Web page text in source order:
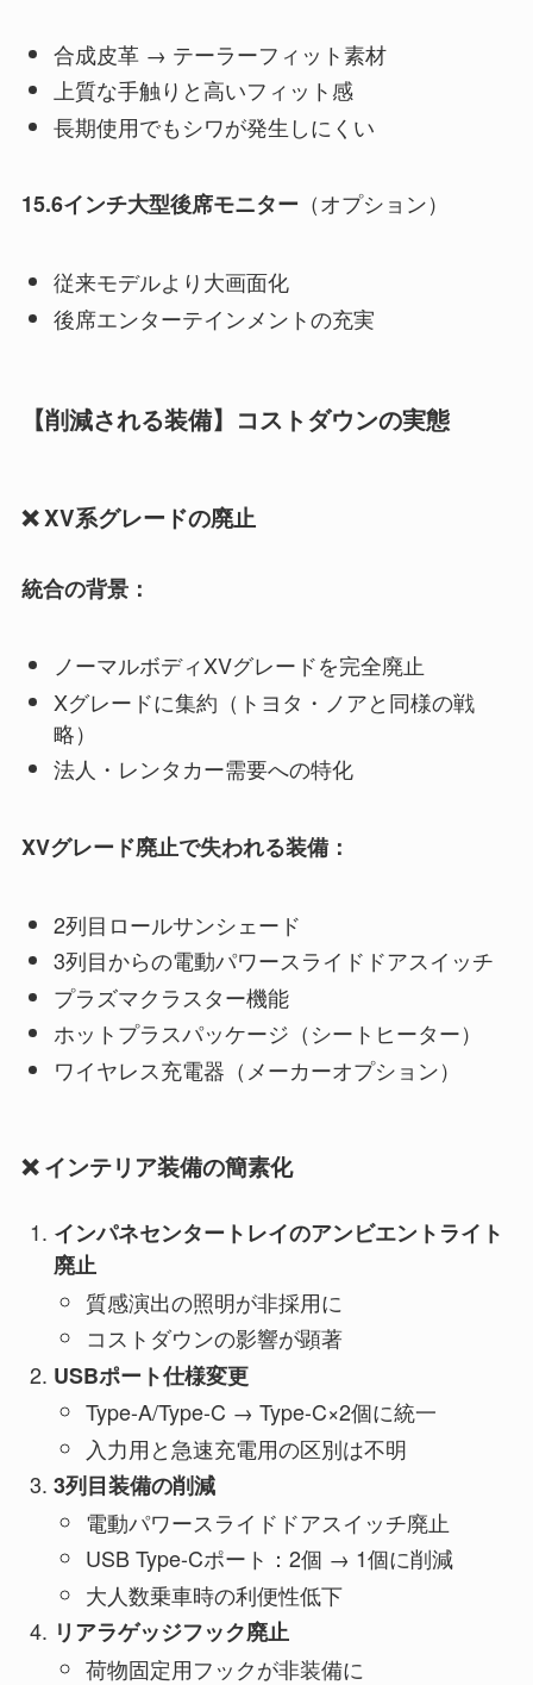
合成皮革 → テーラーフィット素材
上質な手触りと高いフィット感
長期使用でもシワが発生しにくい
15.6インチ大型後席モニター （オプション）
従来モデルより大画面化
後席エンターテインメントの充実
【削減される装備】コストダウンの実態
❌ XV系グレードの廃止
統合の背景：
ノーマルボディXVグレードを完全廃止
Xグレードに集約（トヨタ・ノアと同様の戦
略）
法人・レンタカー需要への特化
XVグレード廃止で失われる装備：
2列目ロールサンシェード
3列目からの電動パワースライドドアスイッチ
プラズマクラスター機能
ホットプラスパッケージ（シートヒーター）
ワイヤレス充電器（メーカーオプション）
❌ インテリア装備の簡素化
インパネセンタートレイのアンビエントライト
廃止
質感演出の照明が非採用に
コストダウンの影響が顕著
USBポート仕様変更
Type-A/Type-C → Type-C×2個に統一
入力用と急速充電用の区別は不明
3列目装備の削減
電動パワースライドドアスイッチ廃止
USB Type-Cポート：2個 → 1個に削減
大人数乗車時の利便性低下
リアラゲッジフック廃止
荷物固定用フックが非装備に